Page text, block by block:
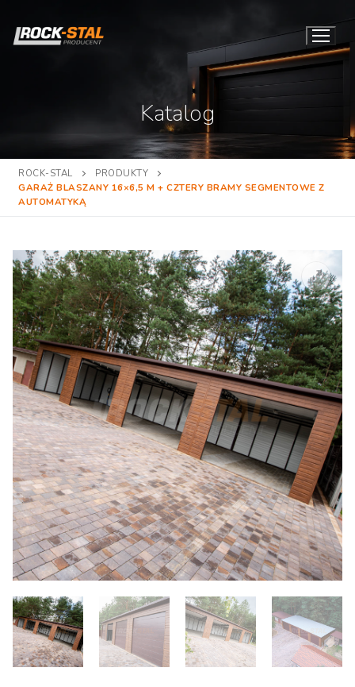
treści
Katalog
ROCK-STAL
PRODUKTY
GARAŻ BLASZANY 16×6,5 M + CZTERY BRAMY SEGMENTOWE Z
AUTOMATYKĄ